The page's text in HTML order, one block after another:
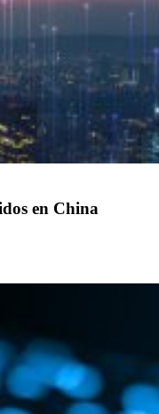
en China